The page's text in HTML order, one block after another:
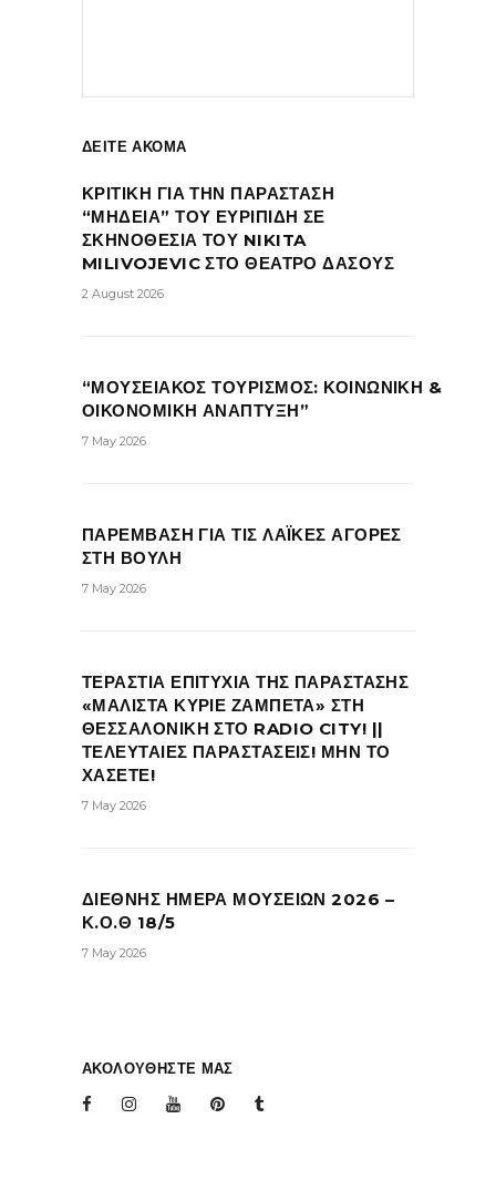
ΔΕΙΤΕ ΑΚΟΜΑ
ΚΡΙΤΙΚΗ ΓΙΑ ΤΗΝ ΠΑΡΑΣΤΑΣΗ
“ΜΗΔΕΙΑ” ΤΟΥ ΕΥΡΙΠΙΔΗ ΣΕ
ΣΚΗΝΟΘΕΣΙΑ ΤΟΥ NIKITA
MILIVOJEVIC ΣΤΟ ΘΕΑΤΡΟ ΔΑΣΟΥΣ
2 August 2026
“ΜΟΥΣΕΙΑΚΟΣ ΤΟΥΡΙΣΜΟΣ: ΚΟΙΝΩΝΙΚΗ &
ΟΙΚΟΝΟΜΙΚΗ ΑΝΑΠΤΥΞΗ”
7 May 2026
ΠΑΡΕΜΒΑΣΗ ΓΙΑ ΤΙΣ ΛΑΪΚΕΣ ΑΓΟΡΕΣ
ΣΤΗ ΒΟΥΛΗ
7 May 2026
ΤΕΡΑΣΤΙΑ ΕΠΙΤΥΧΙΑ ΤΗΣ ΠΑΡΑΣΤΑΣΗΣ
«ΜΑΛΙΣΤΑ ΚΥΡΙΕ ΖΑΜΠΕΤΑ» ΣΤΗ
ΘΕΣΣΑΛΟΝΙΚΗ ΣΤΟ RADIO CITY! ||
ΤΕΛΕΥΤΑΙΕΣ ΠΑΡΑΣΤΑΣΕΙΣ! ΜΗΝ ΤΟ
ΧΑΣΕΤΕ!
7 May 2026
ΔΙΕΘΝΗΣ ΗΜΕΡΑ ΜΟΥΣΕΙΩΝ 2026 –
Κ.Ο.Θ 18/5
7 May 2026
ΑΚΟΛΟΥΘΗΣΤΕ ΜΑΣ